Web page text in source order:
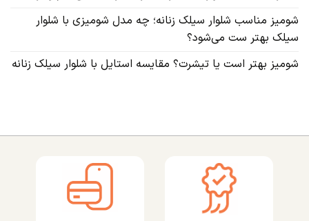
شومیز مناسب شلوار سیلک زنانه؛ چه مدل شومیزی با شلوار
سیلک بهتر ست می‌شود؟
شومیز بهتر است یا تیشرت؟ مقایسه استایل با شلوار سیلک زنانه